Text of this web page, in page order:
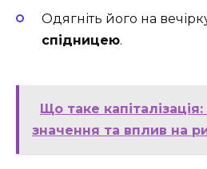
Одягніть його на
спідницею.
Що таке
значення та вплив на